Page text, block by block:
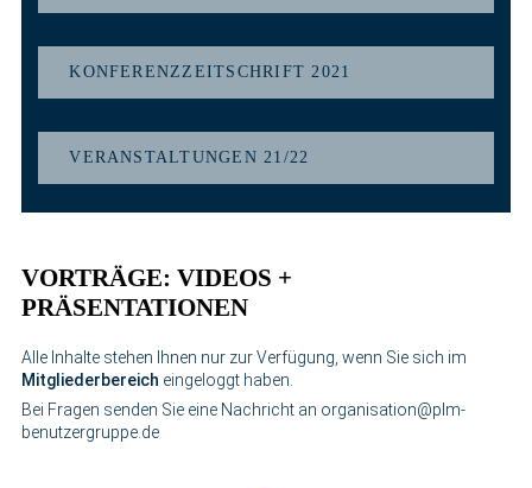
KONFERENZZEITSCHRIFT 2021
VERANSTALTUNGEN 21/22
VORTRÄGE: VIDEOS +
PRÄSENTATIONEN
Alle Inhalte stehen Ihnen nur zur Verfügung, wenn Sie sich im
Mitgliederbereich eingeloggt haben.
Bei Fragen senden Sie eine Nachricht an organisation@plm-
benutzergruppe.de